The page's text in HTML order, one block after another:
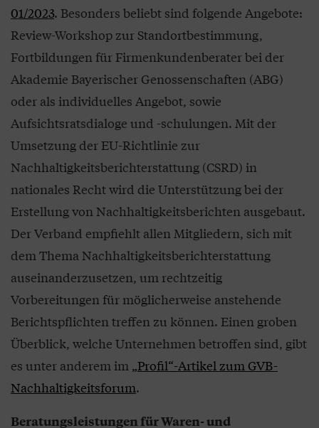
01/2023. Besonders beliebt sind folgende Angebote:
Review-Workshop zur Standortbestimmung,
Fortbildungen für Firmenkundenberater bei der
Akademie Bayerischer Genossenschaften (ABG)
oder als individuelles Angebot, sowie
Aufsichtsratsdialoge und -schulungen. Mit der
Umsetzung der EU-Richtlinie zur
Nachhaltigkeitsberichterstattung (CSRD) in
nationales Recht wird die Unterstützung bei der
Erstellung von Nachhaltigkeitsberichten ausgebaut.
Der Verband empfiehlt allen Mitgliedern, sich mit
dem Thema Nachhaltigkeitsberichterstattung
auseinanderzusetzen, um rechtzeitig
Vorbereitungen für möglicherweise anstehende
Berichtspflichten treffen zu können. Einen groben
Überblick, welche Unternehmen betroffen sind, gibt
es unter anderem im „Profil“-Artikel zum GVB-
Nachhaltigkeitsforum.
Beratungsleistungen für Waren- und